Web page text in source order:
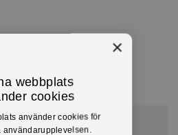
09
×
webbplats
cookies
använder cookies för
användarupplevelsen.